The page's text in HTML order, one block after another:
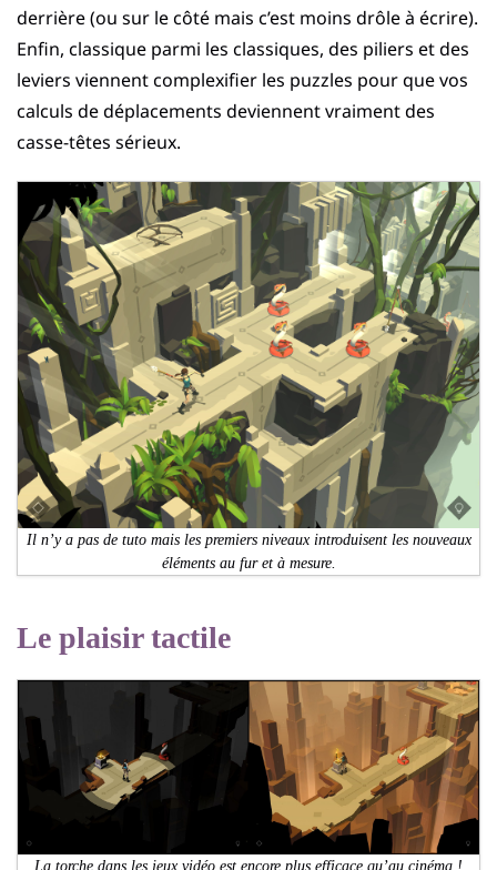
derrière (ou sur le côté mais c’est moins drôle à écrire).
Enfin, classique parmi les classiques, des piliers et des
leviers viennent complexifier les puzzles pour que vos
calculs de déplacements deviennent vraiment des
casse-têtes sérieux.
Il n’y a pas de tuto mais les premiers niveaux introduisent les nouveaux
éléments au fur et à mesure.
Le plaisir tactile
La torche dans les jeux vidéo est encore plus efficace qu’au cinéma !